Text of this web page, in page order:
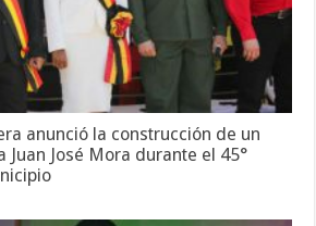
anunció la construcción de un
Juan José Mora durante el 45°